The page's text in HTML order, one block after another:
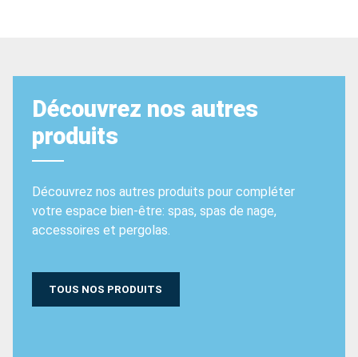
Découvrez nos autres
produits
Découvrez nos autres produits pour compléter
votre espace bien-être: spas, spas de nage,
accessoires et pergolas.
TOUS NOS PRODUITS